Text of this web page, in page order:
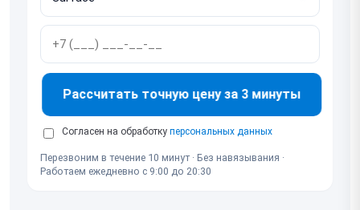
Рассчитать точную цену за 3 минуты
Согласен на обработку персональных данных
Перезвоним в течение 10 минут · Без навязывания ·
Работаем ежедневно с 9:00 до 20:30